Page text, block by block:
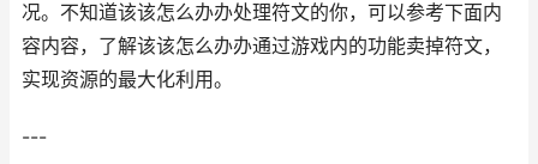
况。不知道该该怎么办办处理符文的你，可以参考下面内
容内容，了解该该怎么办办通过游戏内的功能卖掉符文，
实现资源的最大化利用。
---